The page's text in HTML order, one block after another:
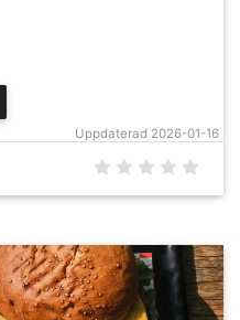
Uppdaterad 2026-01-16